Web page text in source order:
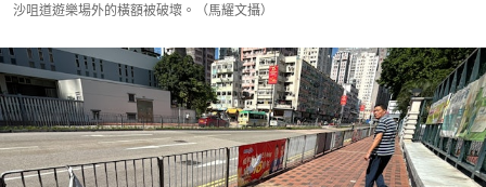
沙咀道遊樂場外的橫額被破壞。（馬耀文攝）